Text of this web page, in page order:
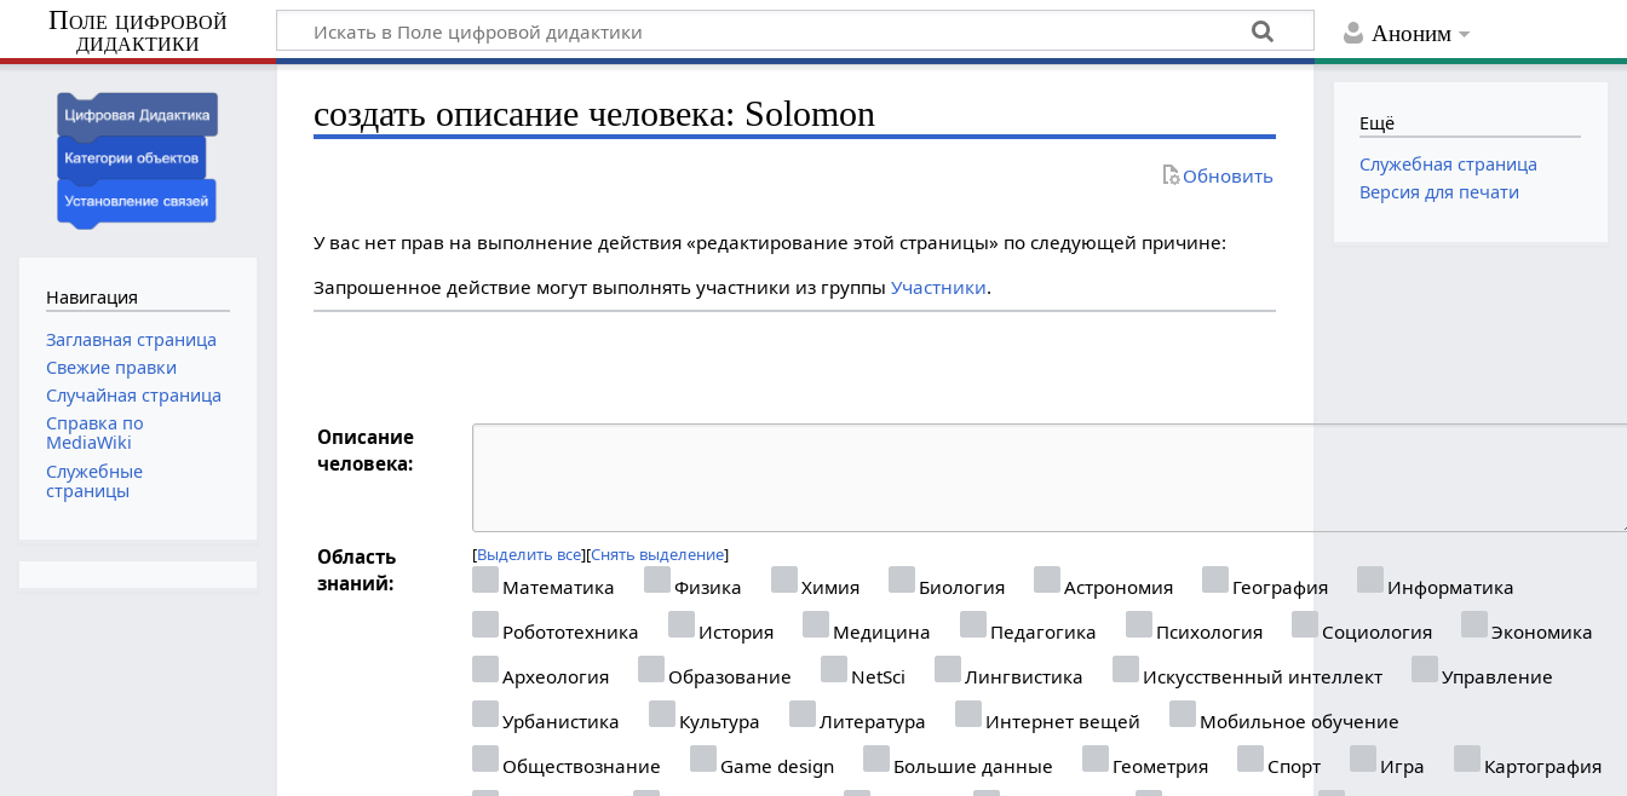
Аноним
Поле цифровой
дидактики
создать описание человека: Solomon
Обновить
У вас нет прав на выполнение действия «редактирование этой страницы» по следующей причине:
Запрошенное действие могут выполнять участники из группыУчастники.
Описание
человека:
Область
знаний:
Выделить все Снять выделение
Математика Физика Химия Биология Астрономия География
Информатика
Робототехника
История Медицина Педагогика Психология Социология
Экономика
Археология
Образование NetSci Лингвистика Искусственный интеллект
Управление
Урбанистика
Культура Литература Интернет вещей
Мобильное обучение
Обществознание
Game design Большие данные Геометрия Спорт Игра
Картография
Навигация
Заглавная страница
Свежие правки
Случайная страница
Справка по
MediaWiki
Служебные
страницы
Ещё
Служебная страница
Версия для печати